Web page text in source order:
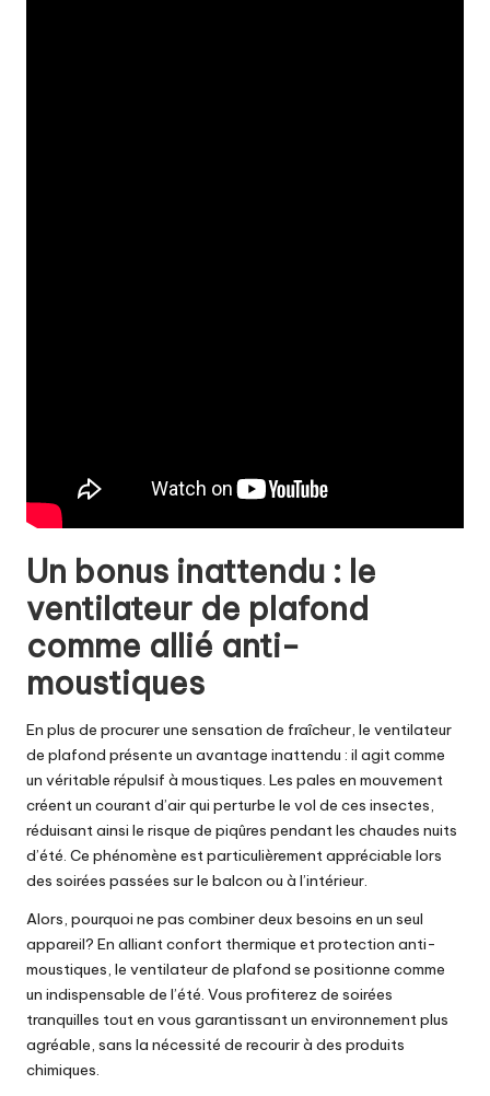
Un bonus inattendu : le
ventilateur de plafond
comme allié anti-
moustiques
En plus de procurer une sensation de fraîcheur, le ventilateur
de plafond présente un avantage inattendu : il agit comme
un véritable répulsif à moustiques. Les pales en mouvement
créent un courant d’air qui perturbe le vol de ces insectes,
réduisant ainsi le risque de piqûres pendant les chaudes nuits
d’été. Ce phénomène est particulièrement appréciable lors
des soirées passées sur le balcon ou à l’intérieur.
Alors, pourquoi ne pas combiner deux besoins en un seul
appareil? En alliant confort thermique et protection anti-
moustiques, le ventilateur de plafond se positionne comme
un indispensable de l’été. Vous profiterez de soirées
tranquilles tout en vous garantissant un environnement plus
agréable, sans la nécessité de recourir à des produits
chimiques.